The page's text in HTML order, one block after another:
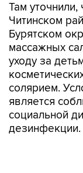
Там уточнили,
Читинском
Бурятском
массажных
уходу за
солярием.
является
социальной
дезинфекции.